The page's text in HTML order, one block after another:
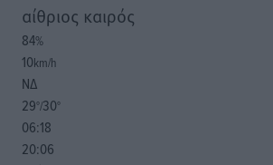
αίθριος καιρός
84%
10km/h
ΝΔ
29°/30°
06:18
20:06